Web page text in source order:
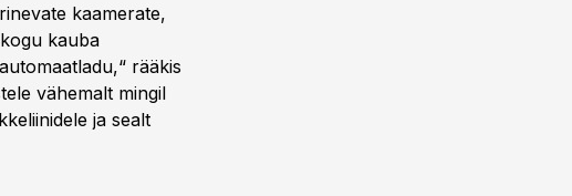
kaamerate,
kauba
rääkis
vähemalt mingil
ja sealt